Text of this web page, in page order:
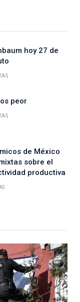
hoy 27 de
peor
de México
sobre el
productiva